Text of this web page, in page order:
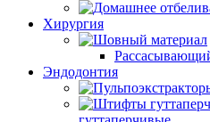
Хирургия
Эндодонтия